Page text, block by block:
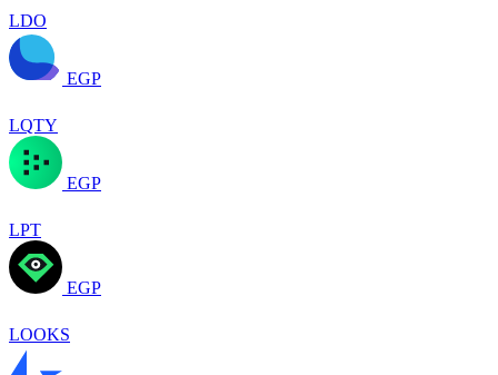
LDO
EGP
LQTY
EGP
LPT
EGP
LOOKS